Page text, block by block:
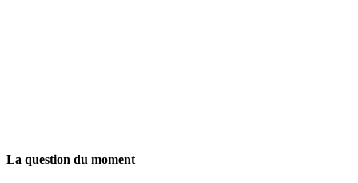
La question du moment